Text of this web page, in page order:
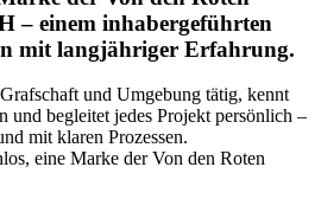
– einem inhabergeführten
mit langjähriger Erfahrung.
und Umgebung tätig, kennt
und begleitet jedes Projekt persönlich –
mit klaren Prozessen.